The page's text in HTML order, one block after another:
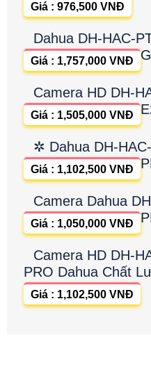
Giá : 976,500 VNĐ
Dahua DH-HAC-
Giá : 1,757,000 VNĐ
Camera HD DH-
Giá : 1,505,000 VNĐ
✲ Dahua DH-
Giá : 1,102,500 VNĐ
Camera Dahua
Giá : 1,050,000 VNĐ
Camera HD DH-
PRO Dahua Chất
Giá : 1,102,500 VNĐ